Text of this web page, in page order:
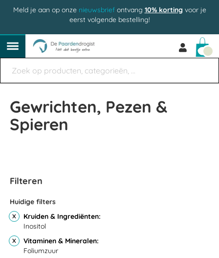
Meld je aan op onze nieuwsbriefontvang 10% korting voor je
eerst volgende bestelling!
Gewrichten, Pezen &
Spieren
Filteren
Huidige filters
Kruiden & Ingrediënten
Inositol
Vitaminen & Mineralen
Foliumzuur